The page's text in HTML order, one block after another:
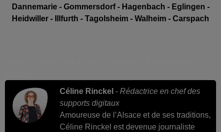
Dannemarie - Gommersdorf - Hagenbach - Eglingen -
Heidwiller - Illfurth - Tagolsheim - Walheim - Carspach
Céline Rinckel - Rédactrice en chef des
supports digitaux
Amoureuse de l’Alsace et de ses traditions,
Céline Rinckel est devenue journaliste